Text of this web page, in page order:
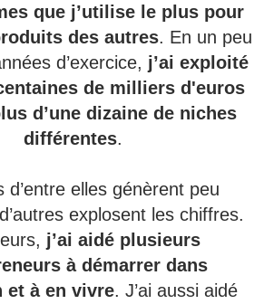
que j’utilise le plus pour
des autres. En un peu
d’exercice, j’ai exploité
de milliers d'euros
d’une dizaine de niches
différentes.
d’entre elles génèrent peu
explosent les chiffres.
j’ai aidé plusieurs
à démarrer dans
et à en vivre. J’ai aussi aidé